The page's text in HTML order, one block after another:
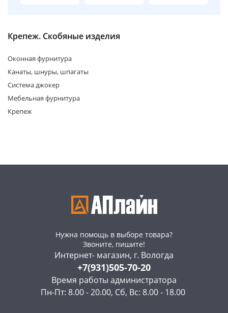
Крепеж. Скобяные изделия
Оконная фурнитура
Канаты, шнуры, шпагаты
Система джокер
Мебельная фурнитура
Крепеж
Нужна помощь в выборе товара?
Звоните, пишите!
Интернет- магазин, г. Вологда
+7(931)505-70-20
Время работы администратора
Пн-Пт: 8.00 - 20.00, Сб, Вс: 8.00 - 18.00